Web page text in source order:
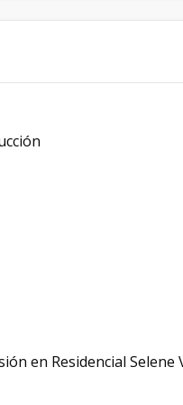
en Residencial Selene